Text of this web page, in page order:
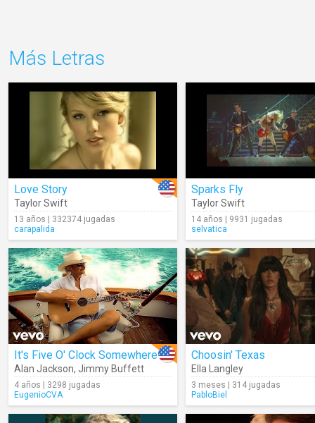
Más Letras
Love Story
Taylor Swift
13 años | 332374 jugadas
carapalida
Sparks Fly
Taylor Swift
14 años | 9931 jugadas
selvatica
It's Five O' Clock Somewhere
Alan Jackson, Jimmy Buffett
4 años | 3298 jugadas
EugenioCVA
Choosin' Texas
Ella Langley
3 meses | 314 jugadas
PabloBiel